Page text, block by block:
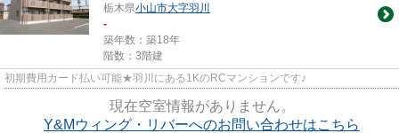
栃木県小山市大字羽川
-
築年数：築18年
階数：3階建
初期費用カード払い可能★羽川にある1KのRCマンションです♪
現在空室情報がありません。
Y&Mウィング・リバーへのお問い合わせはこちら